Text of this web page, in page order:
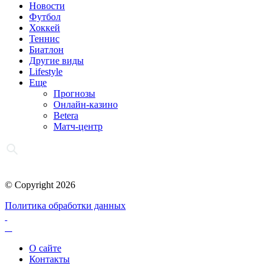
Новости
Футбол
Хоккей
Теннис
Биатлон
Другие виды
Lifestyle
Еще
Прогнозы
Онлайн-казино
Betera
Матч-центр
© Copyright 2026
Политика обработки данных
О сайте
Контакты